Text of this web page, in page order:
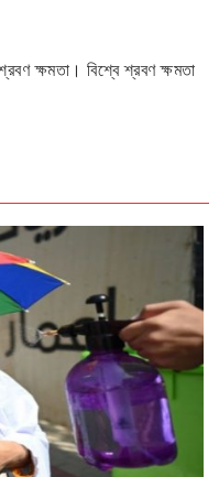
ক্ষমতা। বিশ্বে শ্রবণ ক্ষমতা